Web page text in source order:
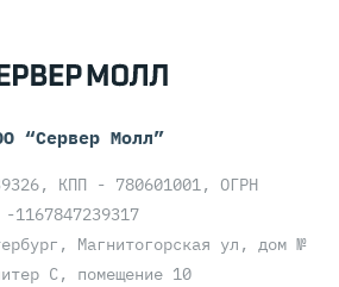
“Сервер Молл”
КПП - 780601001, ОГРН
-1167847239317
Магнитогорская ул, дом №
С, помещение 10